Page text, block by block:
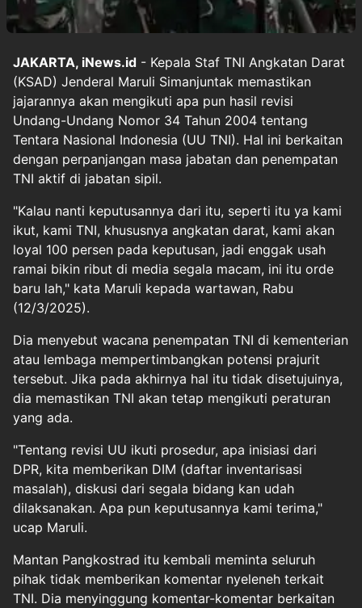
JAKARTA, iNews.id - Kepala Staf TNI Angkatan Darat
(KSAD) Jenderal Maruli Simanjuntak memastikan
jajarannya akan mengikuti apa pun hasil revisi
Undang-Undang Nomor 34 Tahun 2004 tentang
Tentara Nasional Indonesia (UU TNI). Hal ini berkaitan
dengan perpanjangan masa jabatan dan penempatan
TNI aktif di jabatan sipil.
"Kalau nanti keputusannya dari itu, seperti itu ya kami
ikut, kami TNI, khususnya angkatan darat, kami akan
loyal 100 persen pada keputusan, jadi enggak usah
ramai bikin ribut di media segala macam, ini itu orde
baru lah," kata Maruli kepada wartawan, Rabu
(12/3/2025).
Dia menyebut wacana penempatan TNI di kementerian
atau lembaga mempertimbangkan potensi prajurit
tersebut. Jika pada akhirnya hal itu tidak disetujuinya,
dia memastikan TNI akan tetap mengikuti peraturan
yang ada.
"Tentang revisi UU ikuti prosedur, apa inisiasi dari
DPR, kita memberikan DIM (daftar inventarisasi
masalah), diskusi dari segala bidang kan udah
dilaksanakan. Apa pun keputusannya kami terima,"
ucap Maruli.
Mantan Pangkostrad itu kembali meminta seluruh
pihak tidak memberikan komentar nyeleneh terkait
TNI. Dia menyinggung komentar-komentar berkaitan